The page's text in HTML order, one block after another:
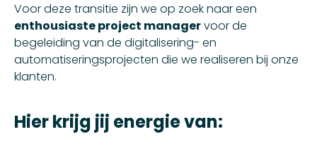
Voor deze transitie zijn we op zoek naar een
enthousiaste project managervoor de
begeleiding van de digitalisering- en
automatiseringsprojecten die we realiseren bij onze
klanten.
Hier krijg jij energie van: